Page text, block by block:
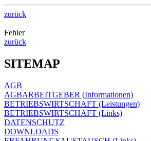
zurück
Fehler
zurück
SITEMAP
AGB
AGBARBEITGEBER (Informationen)
BETRIEBSWIRTSCHAFT (Leistungen)
BETRIEBSWIRTSCHAFT (Links)
DATENSCHUTZ
DOWNLOADS